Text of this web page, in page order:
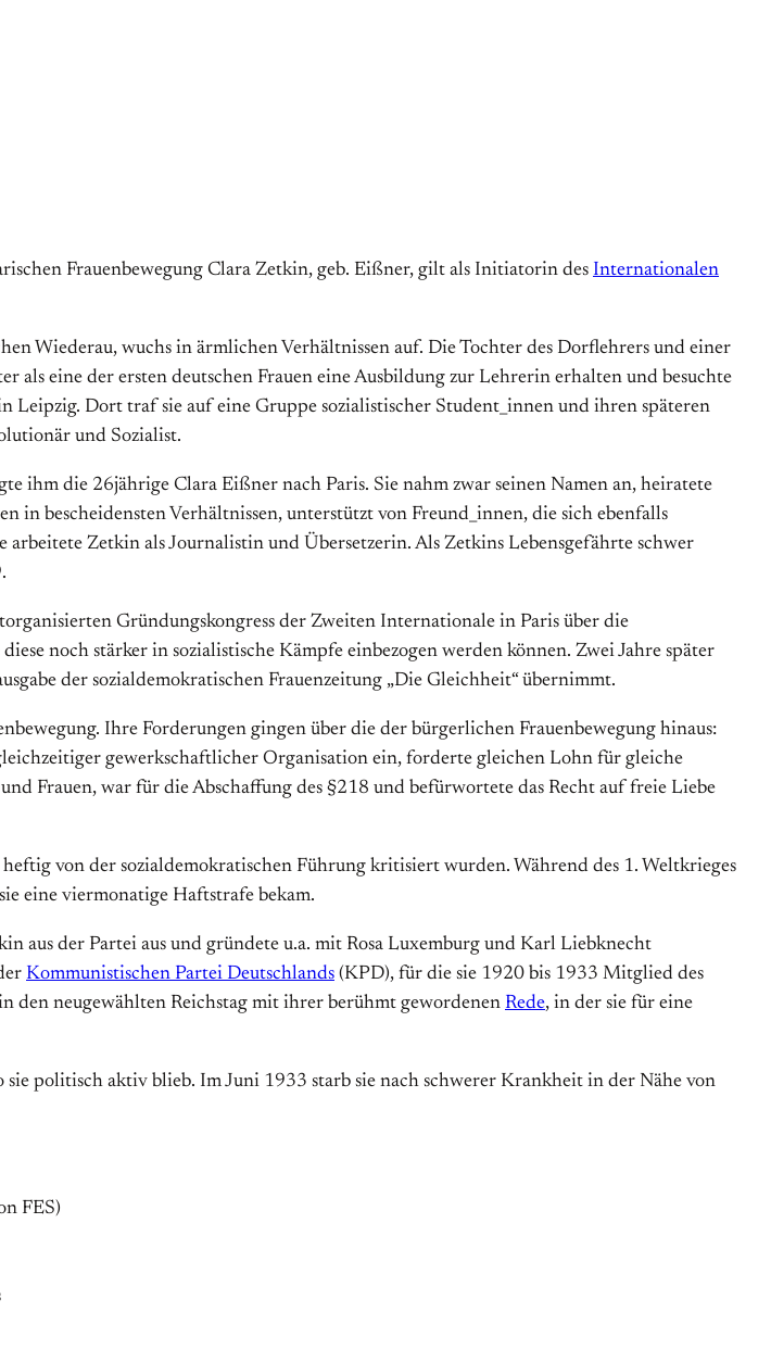
Frauenbewegung Clara Zetkin, geb. Eißner, gilt als Initiatorin des Internationalen
Wiederau, wuchs in ärmlichen Verhältnissen auf. Die Tochter des Dorflehrers und einer
als eine der ersten deutschen Frauen eine Ausbildung zur Lehrerin erhalten und besuchte
Leipzig. Dort traf sie auf eine Gruppe sozialistischer Student_innen und ihren späteren
und Sozialist.
ihm die 26jährige Clara Eißner nach Paris. Sie nahm zwar seinen Namen an, heiratete
in bescheidensten Verhältnissen, unterstützt von Freund_innen, die sich ebenfalls
Zetkin als Journalistin und Übersetzerin. Als Zetkins Lebensgefährte schwer
Gründungskongress der Zweiten Internationale in Paris über die
noch stärker in sozialistische Kämpfe einbezogen werden können. Zwei Jahre später
der sozialdemokratischen Frauenzeitung „Die Gleichheit“ übernimmt.
Ihre Forderungen gingen über die der bürgerlichen Frauenbewegung hinaus:
gewerkschaftlicher Organisation ein, forderte gleichen Lohn für gleiche
Frauen, war für die Abschaffung des §218 und befürwortete das Recht auf freie Liebe
von der sozialdemokratischen Führung kritisiert wurden. Während des 1. Weltkrieges
eine viermonatige Haftstrafe bekam.
aus der Partei aus und gründete u.a. mit Rosa Luxemburg und Karl Liebknecht
Kommunistischen Partei Deutschlands (KPD), für die sie 1920 bis 1933 Mitglied des
den neugewählten Reichstag mit ihrer berühmt gewordenen Rede, in der sie für eine
politisch aktiv blieb. Im Juni 1933 starb sie nach schwerer Krankheit in der Nähe von
FES)